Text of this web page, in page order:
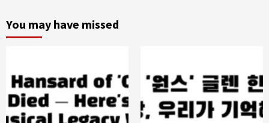
You may have missed